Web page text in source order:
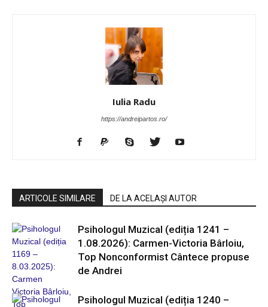
Iulia Radu
https://andreipartos.ro/
ARTICOLE SIMILARE DE LA ACELAȘI AUTOR
Psihologul Muzical (ediția 1241 –
1.08.2026): Carmen-Victoria Bârloiu,
Top Nonconformist Cântece propuse
de Andrei
Psihologul Muzical (ediția 1240 –